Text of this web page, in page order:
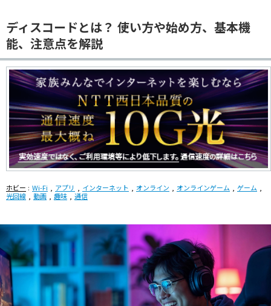
ディスコードとは？ 使い方や始め方、基本機
能、注意点を解説
ホビー Wi-Fi アプリ インターネット オンライン オンラインゲーム
ゲーム
光回線
動画 趣味 通信